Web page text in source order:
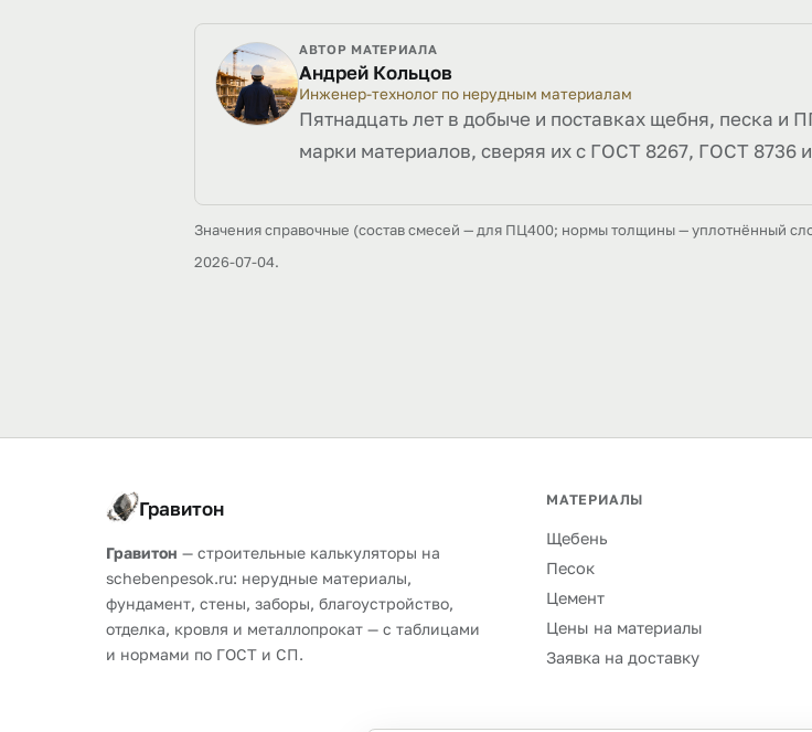
АВТОР МАТЕРИАЛА
Андрей Кольцов
Инженер-технолог по нерудным материалам
Пятнадцать лет в добыче и поставках щебня, песка и
марки материалов, сверяя их с ГОСТ 8267, ГОСТ 8736
Значения справочные (состав смесей — для ПЦ400; нормы толщины — уплотнённый
2026-07-04.
Гравитон
Гравитон — строительные калькуляторы на
schebenpesok.ru: нерудные материалы,
фундамент, стены, заборы, благоустройство,
отделка, кровля и металлопрокат — с таблицами
и нормами по ГОСТ и СП.
МАТЕРИАЛЫ
Щебень
Песок
Цемент
Цены на материалы
Заявка на доставку